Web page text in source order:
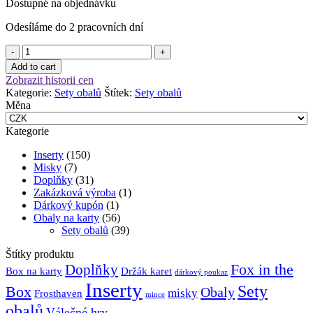
Azure:
Mini
(45x68
mm)
množství
Dostupné na objednávku
Odesíláme do 2 pracovních dní
Set
obalů
-
Posvátná
bažina
množství
Add to cart
Zobrazit historii cen
Kategorie: Sety obalů Štítek: Sety obalů
Měna
Kategorie
Inserty (150)
Misky (7)
Doplňky (31)
Zakázková výroba (1)
Dárkový kupón (1)
Obaly na karty (56)
Sety obalů (39)
Štítky produktu
Box na karty Doplňky Držák karet dárkový poukaz Fox in the
Box Frosthaven Inserty mince misky Obaly Sety